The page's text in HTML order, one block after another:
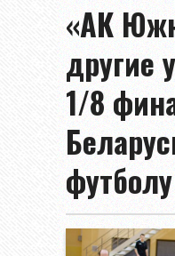
«АК
другие
1/8
футболу